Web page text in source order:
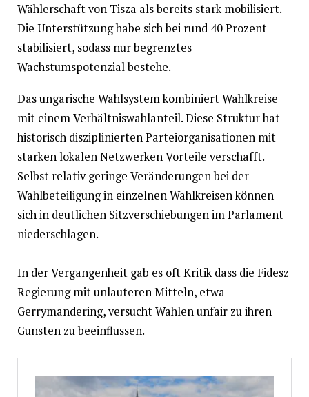
Wählerschaft von Tisza als bereits stark mobilisiert.
Die Unterstützung habe sich bei rund 40 Prozent
stabilisiert, sodass nur begrenztes
Wachstumspotenzial bestehe.
Das ungarische Wahlsystem kombiniert Wahlkreise
mit einem Verhältniswahlanteil. Diese Struktur hat
historisch disziplinierten Parteiorganisationen mit
starken lokalen Netzwerken Vorteile verschafft.
Selbst relativ geringe Veränderungen bei der
Wahlbeteiligung in einzelnen Wahlkreisen können
sich in deutlichen Sitzverschiebungen im Parlament
niederschlagen.
In der Vergangenheit gab es oft Kritik dass die Fidesz
Regierung mit unlauteren Mitteln, etwa
Gerrymandering, versucht Wahlen unfair zu ihren
Gunsten zu beeinflussen.